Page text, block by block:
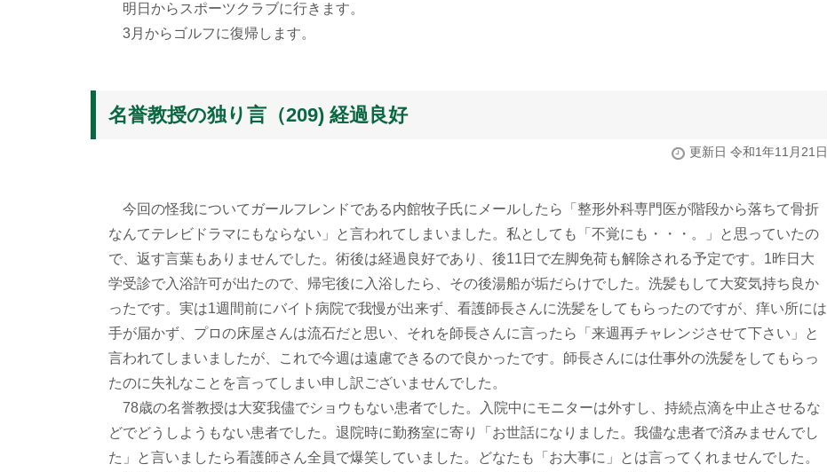
明日からスポーツクラブに行きます。
3月からゴルフに復帰します。
名誉教授の独り言（209) 経過良好
更新日 令和1年11月21日
今回の怪我についてガールフレンドである内館牧子氏にメールしたら「整形外科専門医が階段から落ちて骨折
なんてテレビドラマにもならない」と言われてしまいました。私としても「不覚にも・・・。」と思っていたの
で、返す言葉もありませんでした。術後は経過良好であり、後11日で左脚免荷も解除される予定です。1昨日大
学受診で入浴許可が出たので、帰宅後に入浴したら、その後湯船が垢だらけでした。洗髪もして大変気持ち良か
ったです。実は1週間前にバイト病院で我慢が出来ず、看護師長さんに洗髪をしてもらったのですが、痒い所には
手が届かず、プロの床屋さんは流石だと思い、それを師長さんに言ったら「来週再チャレンジさせて下さい」と
言われてしまいましたが、これで今週は遠慮できるので良かったです。師長さんには仕事外の洗髪をしてもらっ
たのに失礼なことを言ってしまい申し訳ございませんでした。
78歳の名誉教授は大変我儘でショウもない患者でした。入院中にモニターは外すし、持続点滴を中止させるな
どでどうしようもない患者でした。退院時に勤務室に寄り「お世話になりました。我儘な患者で済みませんでし
た」と言いましたら看護師さん全員で爆笑していました。どなたも「お大事に」とは言ってくれませんでした。